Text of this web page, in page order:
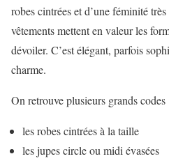
robes cintrées et d’une féminité
vêtements mettent en valeur les
dévoiler. C’est élégant, parfois
charme.
On retrouve plusieurs grands codes
les robes cintrées à la taille
les jupes circle ou midi évasées